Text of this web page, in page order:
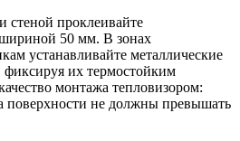
проклеивайте
50 мм. В зонах
устанавливайте металлические
их термостойким
монтажа тепловизором:
поверхности не должны превышать